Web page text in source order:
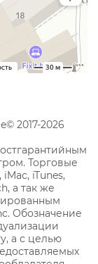
2017-2026
Торговые
iTunes,
а так же
Обозначение
а с целью